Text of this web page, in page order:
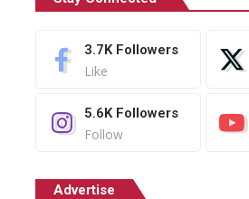
3.7K Followers
Like
5.6K Followers
Follow
Advertise